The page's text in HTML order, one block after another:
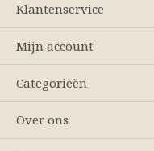
Klantenservice
Mijn account
Categorieën
Over ons